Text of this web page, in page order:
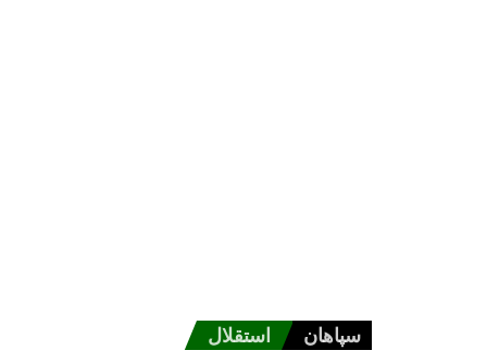
سپاهان استقلال